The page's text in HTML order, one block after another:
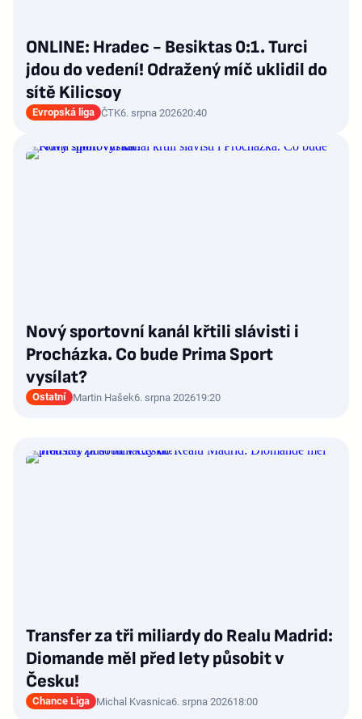
ONLINE: Hradec - Besiktas 0:1. Turci
jdou do vedení! Odražený míč uklidil do
sítě Kilicsoy
Evropská liga ČTK6. srpna 202620:40
Nový sportovní kanál křtili slávisti i
Procházka. Co bude Prima Sport
vysílat?
Ostatní Martin Hašek6. srpna 202619:20
Transfer za tři miliardy do Realu Madrid:
Diomande měl před lety působit v
Česku!
Chance Liga Michal Kvasnica6. srpna 202618:00